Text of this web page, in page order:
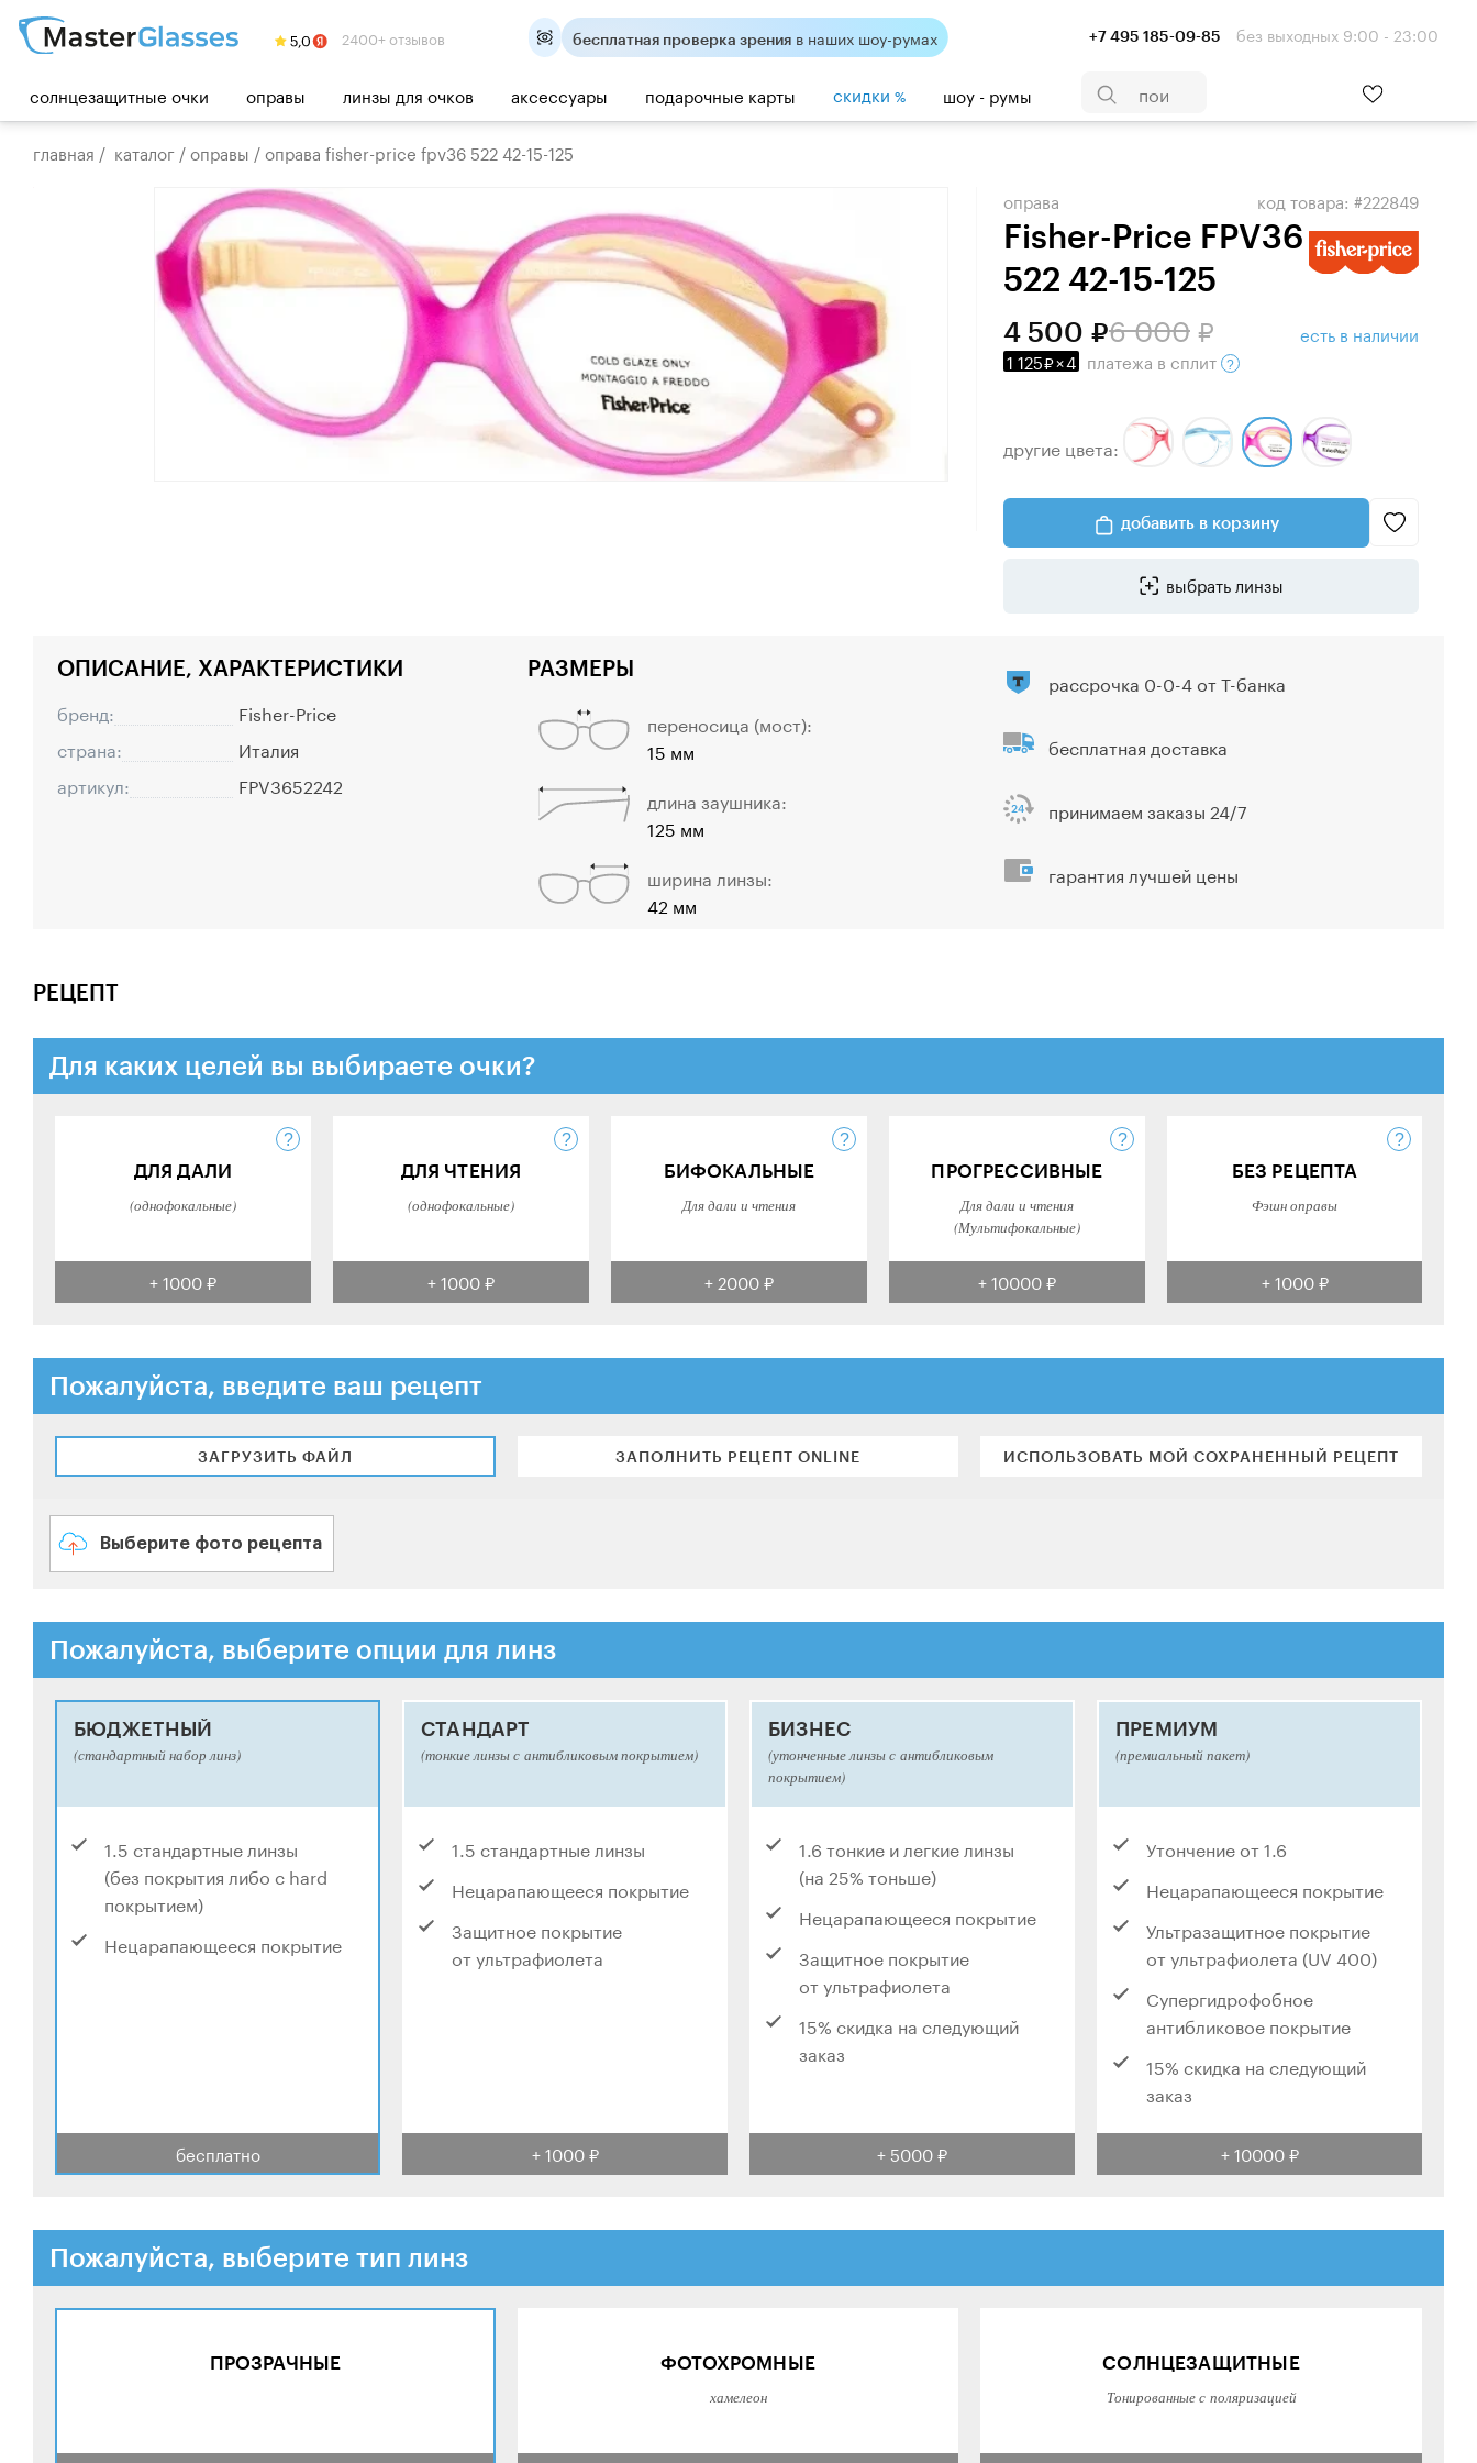
2400+ отзывов +7 495 185-09-85 без выходных 9:00 - 23:00
бесплатная проверка зрения в наших шоу-румах
солнцезащитные очки оправы линзы для очков аксессуары подарочные карты скидки % шоу - румы
главная / каталог /оправы /оправа fisher-price fpv36 522 42-15-125
оправа
Fisher-Price FPV36
522 42-15-125
код товара: #222849
6 000
4 500
1 125 ×4 платежа в сплит
есть в наличии
другие цвета:
добавить в корзину
выбрать линзы
ОПИСАНИЕ, ХАРАКТЕРИСТИКИ
бренд:
Fisher-Price
страна:
Италия
артикул:
FPV3652242
РАЗМЕРЫ
переносица (мост):
15 мм
длина заушника:
125 мм
ширина линзы:
42 мм
рассрочка 0-0-4 от Т-банка
бесплатная доставка
принимаем заказы 24/7
гарантия лучшей цены
РЕЦЕПТ
Для каких целей вы выбираете очки?
ДЛЯ ДАЛИ
(однофокальные)
+ 1000 ₽
ДЛЯ ЧТЕНИЯ
(однофокальные)
+ 1000 ₽
БИФОКАЛЬНЫЕ
Для дали и чтения
+ 2000 ₽
ПРОГРЕССИВНЫЕ
Для дали и чтения
(Мультифокальные)
+ 10000 ₽
БЕЗ РЕЦЕПТА
Фэшн оправы
+ 1000 ₽
Пожалуйста, введите ваш рецепт
ЗАГРУЗИТЬ ФАЙЛ ЗАПОЛНИТЬ РЕЦЕПТ ONLINE ИСПОЛЬЗОВАТЬ МОЙ СОХРАНЕННЫЙ РЕЦЕПТ
Выберите фото рецепта
Пожалуйста, выберите опции для линз
БЮДЖЕТНЫЙ
(стандартный набор линз)
1.5 стандартные линзы
(без покрытия либо с hard
покрытием)
Нецарапающееся покрытие
бесплатно
СТАНДАРТ
(тонкие линзы с антибликовым покрытием)
1.5 стандартные линзы
Нецарапающееся покрытие
Защитное покрытие
от ультрафиолета
+ 1000 ₽
БИЗНЕС
(утонченные линзы с антибликовым
покрытием)
1.6 тонкие и легкие линзы
(на 25% тоньше)
Нецарапающееся покрытие
Защитное покрытие
от ультрафиолета
15% скидка на следующий
заказ
+ 5000 ₽
ПРЕМИУМ
(премиальный пакет)
Утончение от 1.6
Нецарапающееся покрытие
Ультразащитное покрытие
от ультрафиолета (UV 400)
Супергидрофобное
антибликовое покрытие
15% скидка на следующий
заказ
+ 10000 ₽
Пожалуйста, выберите тип линз
ПРОЗРАЧНЫЕ ФОТОХРОМНЫЕ
хамелеон
СОЛНЦЕЗАЩИТНЫЕ
Тонированные с поляризацией